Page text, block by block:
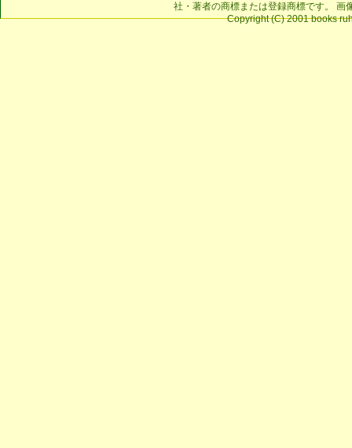
社・著者の商標または登録商標です。 画
Copyright (C) 2001 books